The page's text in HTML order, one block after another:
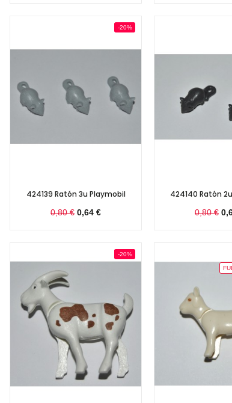
-20%
424139 Ratón 3u Playmobil
0,80 € 0,64 €
424140 Ratón
0,80 €
-20%